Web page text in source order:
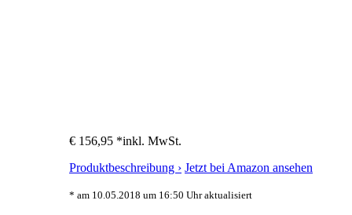
€ 156,95 *inkl. MwSt.
Produktbeschreibung › Jetzt bei Amazon ansehen
* am 10.05.2018 um 16:50 Uhr aktualisiert